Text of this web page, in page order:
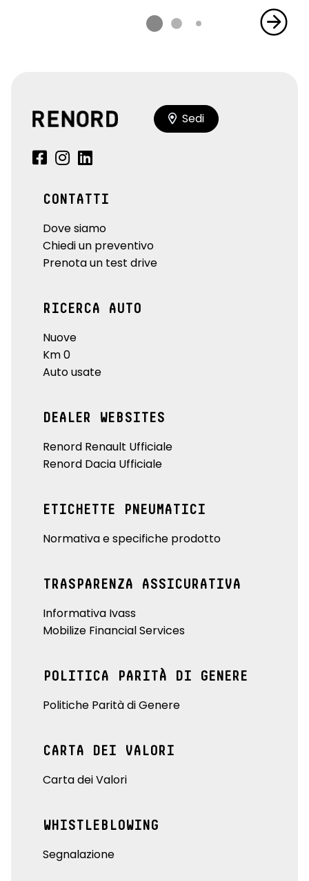
Sedi
CONTATTI
Dove siamo
Chiedi un preventivo
Prenota un test drive
RICERCA AUTO
Nuove
Km 0
Auto usate
DEALER WEBSITES
Renord Renault Ufficiale
Renord Dacia Ufficiale
ETICHETTE PNEUMATICI
Normativa e specifiche prodotto
TRASPARENZA ASSICURATIVA
Informativa Ivass
Mobilize Financial Services
POLITICA PARITÀ DI GENERE
Politiche Parità di Genere
CARTA DEI VALORI
Carta dei Valori
WHISTLEBLOWING
Segnalazione